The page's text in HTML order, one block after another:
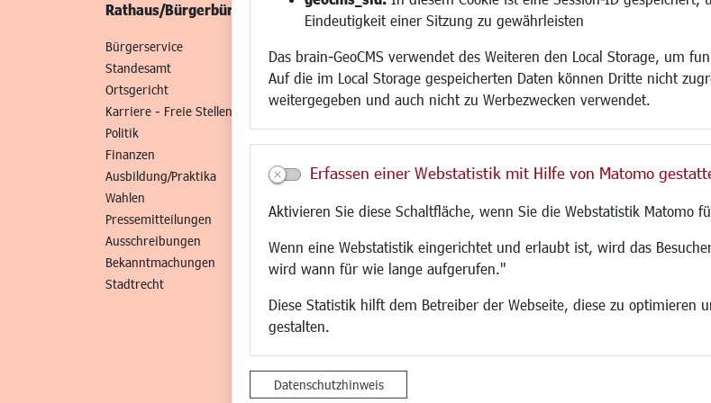
Eindeutigkeit einer Sitzung zu gewährleisten
Das brain-GeoCMS verwendet des Weiteren den Local Storage, um
Auf die im Local Storage gespeicherten Daten können Dritte nicht
weitergegeben und auch nicht zu Werbezwecken verwendet.
Erfassen einer Webstatistik mit Hilfe von Matomo
Aktivieren Sie diese Schaltfläche, wenn Sie die Webstatistik Matomo
Wenn eine Webstatistik eingerichtet und erlaubt ist, wird das
wird wann für wie lange aufgerufen."
Diese Statistik hilft dem Betreiber der Webseite, diese zu optimieren
gestalten.
Datenschutzhinweis
Rathaus/Bürgerbüro
Bürgerservice
Standesamt
Ortsgericht
Karriere - Freie Stellen
Politik
Finanzen
Ausbildung/Praktika
Wahlen
Pressemitteilungen
Ausschreibungen
Bekanntmachungen
Stadtrecht
Wirtschaft/Stadtentwicklung
Gewerbeflächen und Immobilien
Handel und Gastronomie
Fairer Handel
Netzwerke
Glasfaserausbau
Newsletter
Familie/Soziales
Senioren/Haltestelle
Schule
Demokratie leben
Ukrainehilfe